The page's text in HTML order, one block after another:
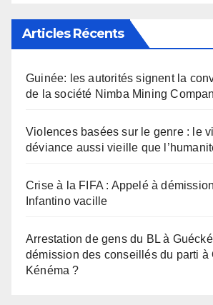
Articles Récents
Guinée: les autorités signent la
de la société Nimba Mining
Violences basées sur le genre : le
déviance aussi vieille que
Crise à la FIFA : Appelé à
Infantino vacille
Arrestation de gens du BL à
démission des conseillés du parti à
Kénéma ?